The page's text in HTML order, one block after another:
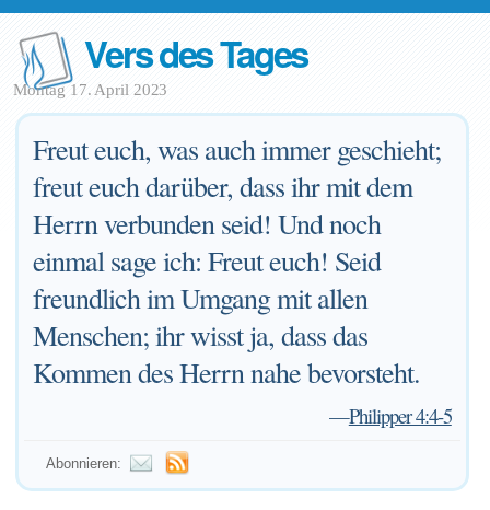
Vers des Tages
Montag 17. April 2023
Freut euch, was auch immer geschieht;
freut euch darüber, dass ihr mit dem
Herrn verbunden seid! Und noch
einmal sage ich: Freut euch! Seid
freundlich im Umgang mit allen
Menschen; ihr wisst ja, dass das
Kommen des Herrn nahe bevorsteht.
—Philipper 4:4-5
Abonnieren: